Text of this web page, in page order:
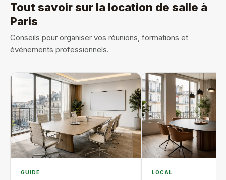
Tout savoir sur la location de salle à
Paris
Conseils pour organiser vos réunions, formations et
événements professionnels.
GUIDE LOCAL